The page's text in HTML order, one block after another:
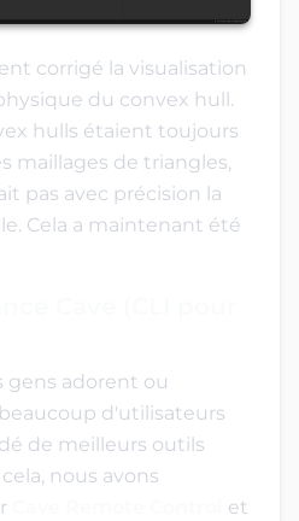
corrigé la visualisation
du convex hull.
hulls étaient toujours
maillages de triangles,
pas avec précision la
Cela a maintenant été
gens adorent ou
d'utilisateurs
de meilleurs outils
nous avons
et